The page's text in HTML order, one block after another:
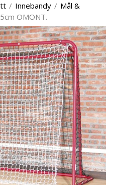
/ Innebandy / Mål &
OMONT.